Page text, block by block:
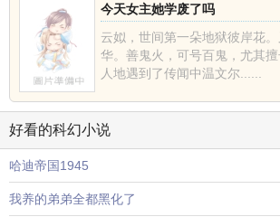
今天女主她学废了吗
云姒，世间第一朵地狱彼岸花
华。善鬼火，可号百鬼，尤其
人地遇到了传闻中温文尔......
好看的科幻小说
哈迪帝国1945
我养的弟弟全都黑化了